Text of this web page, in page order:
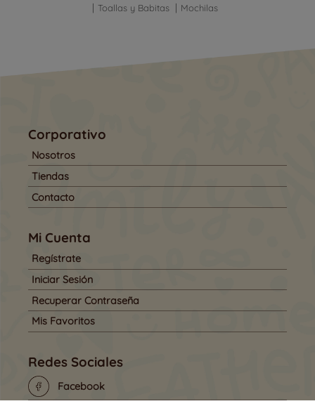
Toallas y Babitas
Mochilas
Corporativo
Nosotros
Tiendas
Contacto
Mi Cuenta
Regístrate
Iniciar Sesión
Recuperar Contraseña
Mis Favoritos
Redes Sociales
Facebook